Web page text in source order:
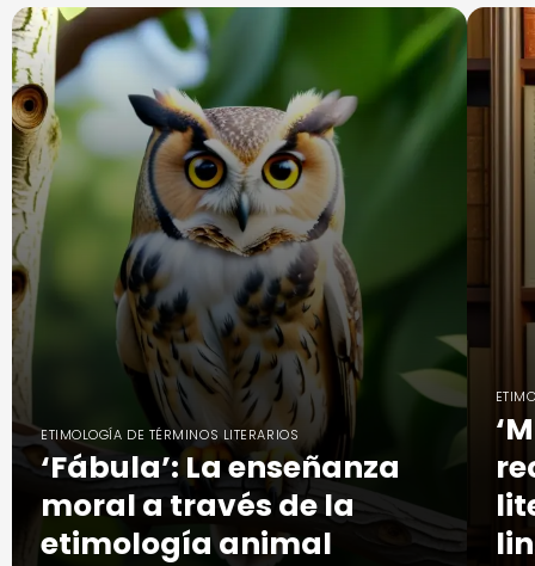
ETIMOLOGÍA DE TÉRMINOS LITERARIOS
‘Fábula’: La enseñanza
moral a través de la
etimología animal